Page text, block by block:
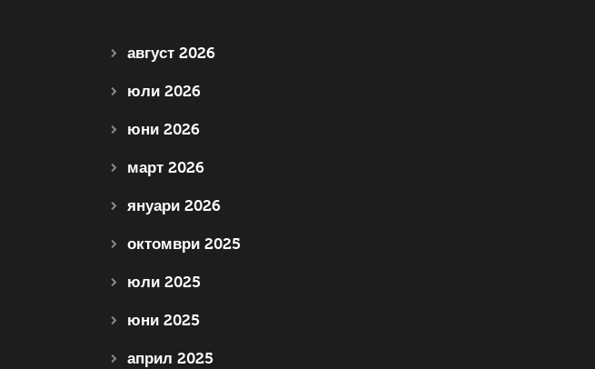
август 2026
юли 2026
юни 2026
март 2026
януари 2026
октомври 2025
юли 2025
юни 2025
април 2025